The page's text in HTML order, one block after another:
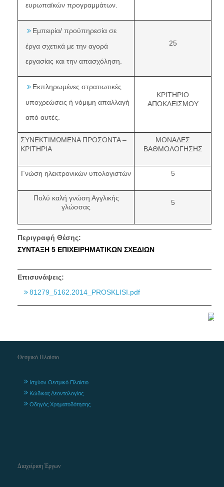
ευρωπαϊκών προγραμμάτων.
Εμπειρία/ προϋπηρεσία σε
έργα σχετικά με την αγορά
εργασίας και την απασχόληση.
25
Εκπληρωμένες στρατιωτικές
υποχρεώσεις ή νόμιμη απαλλαγή
από αυτές.
ΚΡΙΤΗΡΙΟ
ΑΠΟΚΛΕΙΣΜΟΥ
ΣΥΝΕΚΤΙΜΩΜΕΝΑ ΠΡΟΣΟΝΤΑ –
ΚΡΙΤΗΡΙΑ
ΜΟΝΑΔΕΣ
ΒΑΘΜΟΛΟΓΗΣΗΣ
Γνώση ηλεκτρονικών υπολογιστών 5
Πολύ καλή γνώση Αγγλικής
γλώσσας
5
Περιγραφή Θέσης:
ΣΥΝΤΑΞΗ 5 ΕΠΙΧΕΙΡΗΜΑΤΙΚΩΝ ΣΧΕΔΙΩΝ
Επισυνάψεις:
81279_5162.2014_PROSKLISI.pdf
Θεσμικό Πλαίσιο
Ισχύον Θεσμικό Πλαίσιο
Κώδικας Δεοντολογίας
Οδηγός Χρηματοδότησης
Διαχείριση Έργων